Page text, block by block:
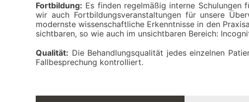
Fortbildung: Es finden regelmäßig interne Schulungen
wir auch Fortbildungsveranstaltungen für unsere
modernste wissenschaftliche Erkenntnisse in den
sichtbaren, so wie auch im unsichtbaren Bereich:
Qualität: Die Behandlungsqualität jedes einzelnen
Fallbesprechung kontrolliert.